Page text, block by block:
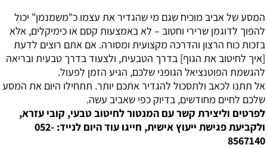
המסע של אביב מוכיח שגם מי שהגדיר את עצמו כ"משמנמן" יכול
להפוך לדוגמן שרירי וחטוב – לא באמצעות קסם או כימיקלים, אלא
בזכות כוח הרצון והדרכה מקצועית ומסורה. אם אתם רוצים לדעת
[איך לחיטוב את הגוף] בדרך הטבעית, ולצעוד בדרך טבעית ובריאה
להגשמת הפוטנציאל הגופני שלכם, הגיע הזמן לפעול.
אל תתנו לכאב ולתסכול להגדיר אתכם יותר. תתחילו היום את המסע
שלכם לחיים מחודשים, בדיוק כפי שאביב עשה.
לפרטים וליצירת קשר עם המנטור לחיטוב טבעי, קובי עזרא,
ולקביעת פגישת ייעוץ אישית, חייגו עוד היום לנייד: 052-
8567140